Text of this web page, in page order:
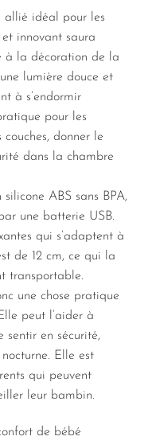
allié idéal pour les
innovant saura
à la décoration de la
lumière douce et
à s’endormir
pour les
donner le
dans la chambre
ABS sans BPA,
une batterie USB.
qui s’adaptent à
de 12 cm, ce qui la
transportable.
une chose pratique
peut l’aider à
sentir en sécurité,
Elle est
qui peuvent
leur bambin.
de bébé